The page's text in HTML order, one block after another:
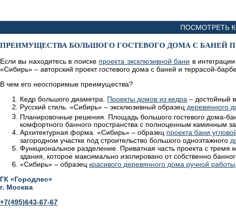
ПОСМОТРЕТЬ
ПРЕИМУЩЕСТВА БОЛЬШОГО ГОСТЕВОГО ДОМА С БАНЕЙ
Если вы находитесь в поиске проекта эксклюзивной бани в
«Сибирь» – авторский проект гостевого дома с баней и террасой-
В чем его неоспоримые преимущества?
Кедр большого диаметра. Проекты домов из кедра – достойный
Русский стиль. «Сибирь» – эксклюзивный образец деревянного
Планировочные решения. Площадь большого гостевого дома-
комфортного банного пространства с полноценным каминным
Архитектурная форма. «Сибирь» – образец проекта бани
загородном участке под строительство большого одноэтажного
Функциональное разделение. Приватная часть проекта с
здания, которое максимально изолировано от собственно
«Сибирь» – образец красивого деревянного дома ручной работы
ГК «Городлес»
г. Москва
+7(495)643-67-67